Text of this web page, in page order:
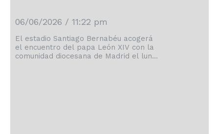
06/06/2026 / 11:22 pm
El estadio Santiago Bernabéu acogerá
el encuentro del papa León XIV con la
comunidad diocesana de Madrid el lunes